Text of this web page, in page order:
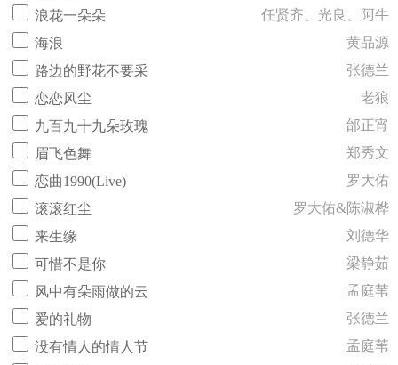
浪花一朵朵
任贤齐、光良、阿牛
海浪
黄品源
路边的野花不要采
张德兰
恋恋风尘
老狼
九百九十九朵玫瑰
邰正宵
眉飞色舞
郑秀文
恋曲1990(Live)
罗大佑
滚滚红尘
罗大佑&陈淑桦
来生缘
刘德华
可惜不是你
梁静茹
风中有朵雨做的云
孟庭苇
爱的礼物
张德兰
没有情人的情人节
孟庭苇